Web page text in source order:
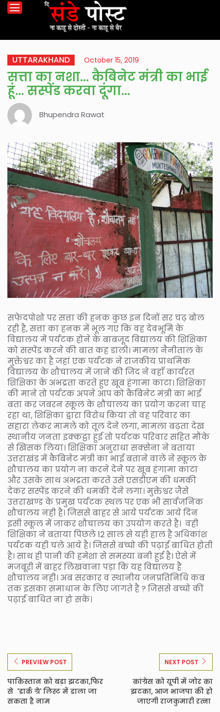
UTTARAKHAND October 15, 2019
सत्ता का नशा… कैबिनेट मंत्री का भाई
हूं… सस्पेंड करवा दूंगा…
Bhupendra Rawat
सफेदपोशो पर सत्ता की हनक कुछ इन दिनों सर चढ़ बोल
रही है, सत्ता का हनक में भूल गए कि वह देवभूमि के
विद्यालय में पर्यटक होने के बाबजूद विद्यालय की शिक्षिका
को सस्पेंड करने की बात कह डाली। मामला नैनीताल के
मुक्तेश्वर का है जहां एक पर्यटक ने राजकीय प्राथमिक
विद्यालय के शौचालय में जाने की जिद ने वहाँ कार्यरत
शिक्षिका के अभद्रता करते हुए खूब हंगामा काटा। शिक्षिका
की माने तो पर्यटक अपने आप को कैबिनेट मंत्री का भाई
बता कर जबरन स्कूल के शौचालय का प्रयोग करना चाह
रहा था, शिक्षिका द्वारा विरोध किया तो वह परिवार का
सहारा लेकर मामले को तूल देने लगा, मामला बढ़ता देख
स्थानीय जनता इक्कट्ठा हुई तो पर्यटक परिवार सहित मौके
से खिसक लिया। शिक्षिका अनुराधा सक्सेना ने बताया
उत्तराखंड में कैबिनेट मंत्री का भाई बताने वाले ने स्कूल के
शौचालय का प्रयोग ना करने देने पर खूब हंगामा काटा
और उसके साथ अभद्रता करते उसे एसडीएम की धमकी
देकर सस्पेंड करने की धमकी देने लगा। मुक्तेश्वर जैसे
उत्तराखण्ड के प्रमुख पर्यटक स्थल पर एक भी सार्वजनिक
शौचालय नही है। जिससे बाहर से आये पर्यटक आये दिन
इसी स्कूल में जाकर शौचालय का उपयोग करते है। वही
शिक्षिका ने बताया पिछले 12 साल से यही हाल है अधिकांश
पर्यटक यही चले आये है। जिससे बच्चो की पढ़ाई बाधित होती
है। साथ ही पानी की हमेशा से समस्या बनी हुई है। ऐसे में
मजबूरी में बाहर लिखवाना पड़ा कि यह विद्यालय है
शौचालय नही। अब सरकार व स्थानीय जनप्रतिनिधि कब
तक इसका समाधान के लिए जागते है ? जिससे बच्चो की
पढ़ाई बाधित ना हो सके।
PREVIEW POST
पाकिस्तान को बड़ा झटका,फिर
से 'डार्क ग्रे' लिस्ट में डाला जा
सकता है नाम
NEXT POST
कांग्रेस को यूपी में जोर का
झटका, आज भाजपा की हो
जाएगी राजकुमारी रत्ना